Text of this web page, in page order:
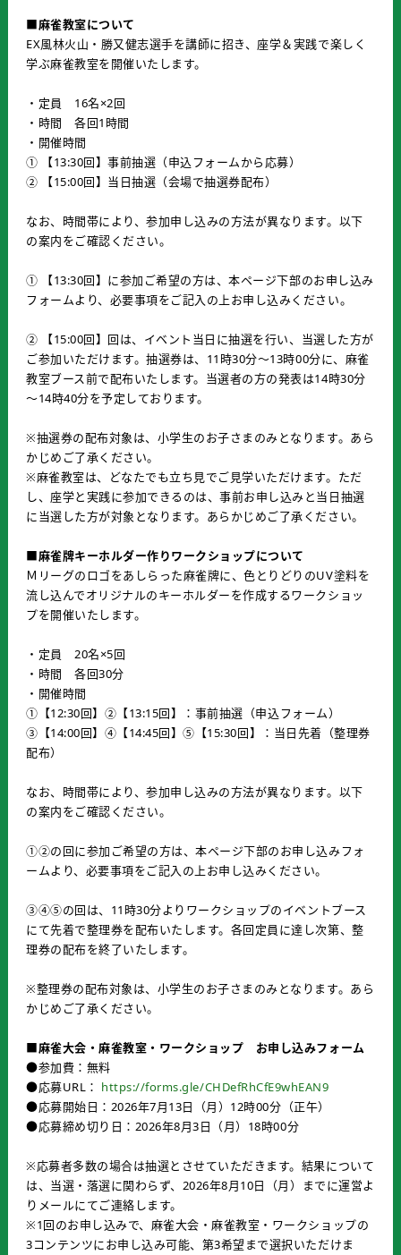
■麻雀教室について
EX風林火山・勝又健志選手を講師に招き、座学＆実践で楽しく
学ぶ麻雀教室を開催いたします。
・定員 16名×2回
・時間 各回1時間
・開催時間
① 【13:30回】事前抽選（申込フォームから応募）
② 【15:00回】当日抽選（会場で抽選券配布）
なお、時間帯により、参加申し込みの方法が異なります。以下
の案内をご確認ください。
① 【13:30回】に参加ご希望の方は、本ページ下部のお申し込み
フォームより、必要事項をご記入の上お申し込みください。
② 【15:00回】回は、イベント当日に抽選を行い、当選した方が
ご参加いただけます。抽選券は、11時30分～13時00分に、麻雀
教室ブース前で配布いたします。当選者の方の発表は14時30分
～14時40分を予定しております。
※抽選券の配布対象は、小学生のお子さまのみとなります。あら
かじめご了承ください。
※麻雀教室は、どなたでも立ち見でご見学いただけます。ただ
し、座学と実践に参加できるのは、事前お申し込みと当日抽選
に当選した方が対象となります。あらかじめご了承ください。
■麻雀牌キーホルダー作りワークショップについて
Ｍリーグのロゴをあしらった麻雀牌に、色とりどりのUV塗料を
流し込んでオリジナルのキーホルダーを作成するワークショッ
プを開催いたします。
・定員 20名×5回
・時間 各回30分
・開催時間
①【12:30回】②【13:15回】：事前抽選（申込フォーム）
③【14:00回】④【14:45回】⑤【15:30回】：当日先着（整理券
配布）
なお、時間帯により、参加申し込みの方法が異なります。以下
の案内をご確認ください。
①②の回に参加ご希望の方は、本ページ下部のお申し込みフォ
ームより、必要事項をご記入の上お申し込みください。
③④⑤の回は、11時30分よりワークショップのイベントブース
にて先着で整理券を配布いたします。各回定員に達し次第、整
理券の配布を終了いたします。
※整理券の配布対象は、小学生のお子さまのみとなります。あら
かじめご了承ください。
■麻雀大会・麻雀教室・ワークショップ お申し込みフォーム
●参加費：無料
●応募URL： https://forms.gle/CHDefRhCfE9whEAN9
●応募開始日：2026年7月13日（月）12時00分（正午）
●応募締め切り日：2026年8月3日（月）18時00分
※応募者多数の場合は抽選とさせていただきます。結果について
は、当選・落選に関わらず、2026年8月10日（月）までに運営よ
りメールにてご連絡します。
※1回のお申し込みで、麻雀大会・麻雀教室・ワークショップの
3コンテンツにお申し込み可能、第3希望まで選択いただけま